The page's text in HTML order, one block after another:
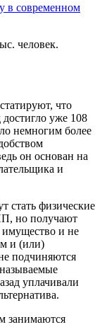
в современном
что
уже 108
немногим более
он основан на
и
физические
но получают
имущество и не
и (или)
подчиняются
уплачивали
занимаются